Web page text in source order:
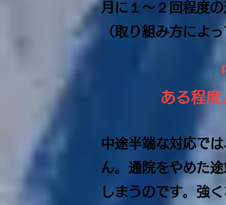
月に１〜２回程度
（取り組み方によ
ある程度
中途半端な対応で
ん。通院をやめた
しまうのです。強